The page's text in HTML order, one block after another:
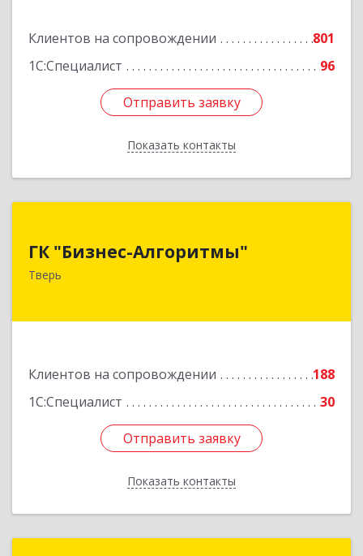
Клиентов на сопровождении
801
1С:Специалист
96
Отправить заявку
Показать контакты
Отправить заявку
Назад
ГК "Бизнес-Алгоритмы"
Тверь
Клиентов на сопровождении
188
1С:Специалист
30
Отправить заявку
Показать контакты
170006, Тверская обл, Тверь г, Брагина ул, дом
Подробнее
Отправить заявку
Назад